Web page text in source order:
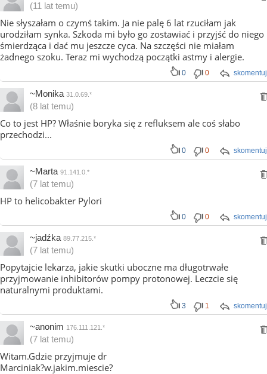
(11 lat temu)
Nie słyszałam o czymś takim. Ja nie palę 6 lat rzuciłam jak
urodziłam synka. Szkoda mi było go zostawiać i przyjść do niego
śmierdząca i dać mu jeszcze cyca. Na szczęści nie miałam
żadnego szoku. Teraz mi wychodzą początki astmy i alergie.
skomentuj
0 0
~Monika 31.0.69.*
(8 lat temu)
Co to jest HP? Właśnie boryka się z refluksem ale coś słabo
przechodzi...
skomentuj
0 0
~Marta 91.141.0.*
(7 lat temu)
HP to helicobakter Pylori
skomentuj
0 0
~jadźka 89.77.215.*
(7 lat temu)
Popytajcie lekarza, jakie skutki uboczne ma długotrwałe
przyjmowanie inhibitorów pompy protonowej. Leczcie się
naturalnymi produktami.
skomentuj
3 1
~anonim 176.111.121.*
(7 lat temu)
Witam.Gdzie przyjmuje dr
Marciniak?w.jakim.miescie?